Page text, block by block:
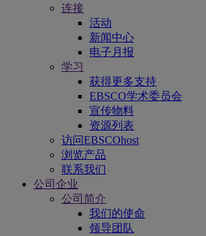
连接
活动
新闻中心
电子月报
学习
获得更多支持
EBSCO学术委员会
宣传物料
资源列表
访问EBSCOhost
浏览产品
联系我们
公司企业
公司简介
我们的使命
领导团队